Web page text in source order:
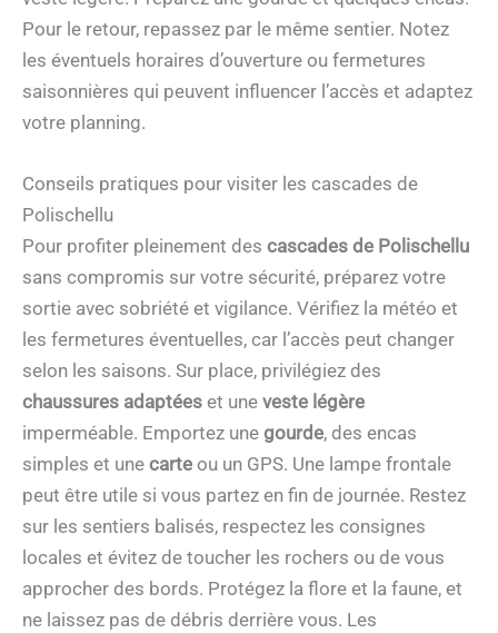
Pour le retour, repassez par le même sentier. Notez
les éventuels horaires d’ouverture ou fermetures
saisonnières qui peuvent influencer l’accès et adaptez
votre planning.
Conseils pratiques pour visiter les cascades de
Polischellu
Pour profiter pleinement des cascades de Polischellu
sans compromis sur votre sécurité, préparez votre
sortie avec sobriété et vigilance. Vérifiez la météo et
les fermetures éventuelles, car l’accès peut changer
selon les saisons. Sur place, privilégiez des
chaussures adaptées et une veste légère
imperméable. Emportez une gourde, des encas
simples et une carte ou un GPS. Une lampe frontale
peut être utile si vous partez en fin de journée. Restez
sur les sentiers balisés, respectez les consignes
locales et évitez de toucher les rochers ou de vous
approcher des bords. Protégez la flore et la faune, et
ne laissez pas de débris derrière vous. Les